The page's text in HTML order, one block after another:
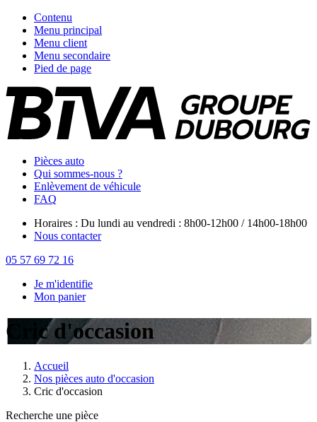
Contenu
Menu principal
Menu client
Menu secondaire
Pied de page
Pièces auto
Qui sommes-nous ?
Enlèvement de véhicule
FAQ
Horaires : Du lundi au vendredi : 8h00-12h00 / 14h00-18h00
Nous contacter
05 57 69 72 16
Je m'identifie
Mon panier
Cric d'occasion
Accueil
Nos pièces auto d'occasion
Cric d'occasion
Recherche une pièce